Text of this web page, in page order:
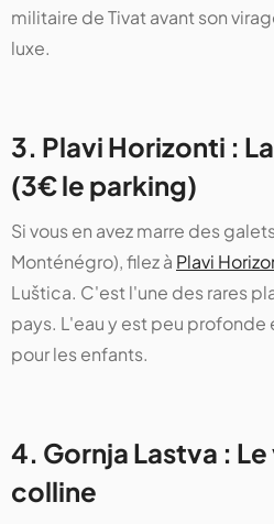
militaire de Tivat avant son
luxe.
3. Plavi Horizonti :
(3€ le parking)
Si vous en avez marre des
Monténégro), filez à Plavi
Luštica. C'est l'une des rares
pays. L'eau y est peu profonde
pour les enfants.
4. Gornja Lastva :
colline